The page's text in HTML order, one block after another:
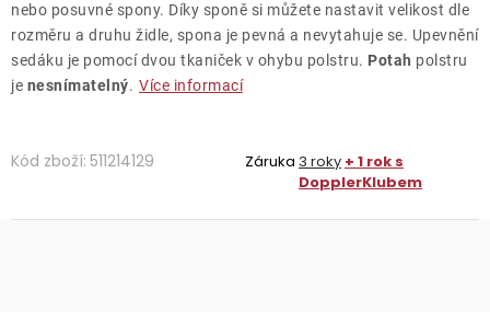
nebo posuvné spony. Díky sponě si můžete nastavit velikost dle
rozměru a druhu židle, spona je pevná a nevytahuje se. Upevnění
sedáku je pomocí dvou tkaniček v ohybu polstru. Potah polstru
je nesnímatelný. Více informací
Kód zboží: 511214129 Záruka 3 roky + 1 rok s
DopplerKlubem